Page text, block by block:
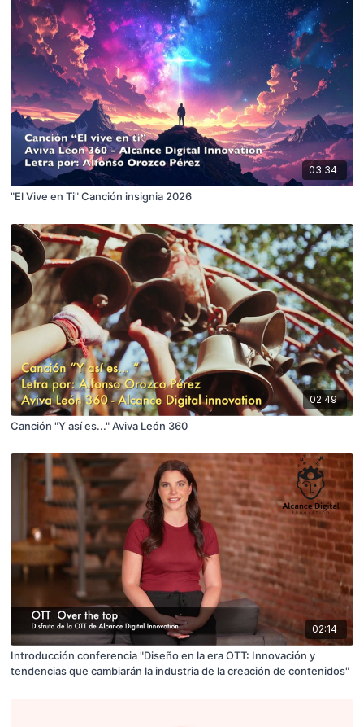
03:34
"El Vive en Ti" Canción insignia 2026
02:49
Canción "Y así es..." Aviva León 360
02:14
Introducción conferencia "Diseño en la era OTT: Innovación y
tendencias que cambiarán la industria de la creación de contenidos"